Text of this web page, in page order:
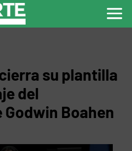
su plantilla
del
Boahen